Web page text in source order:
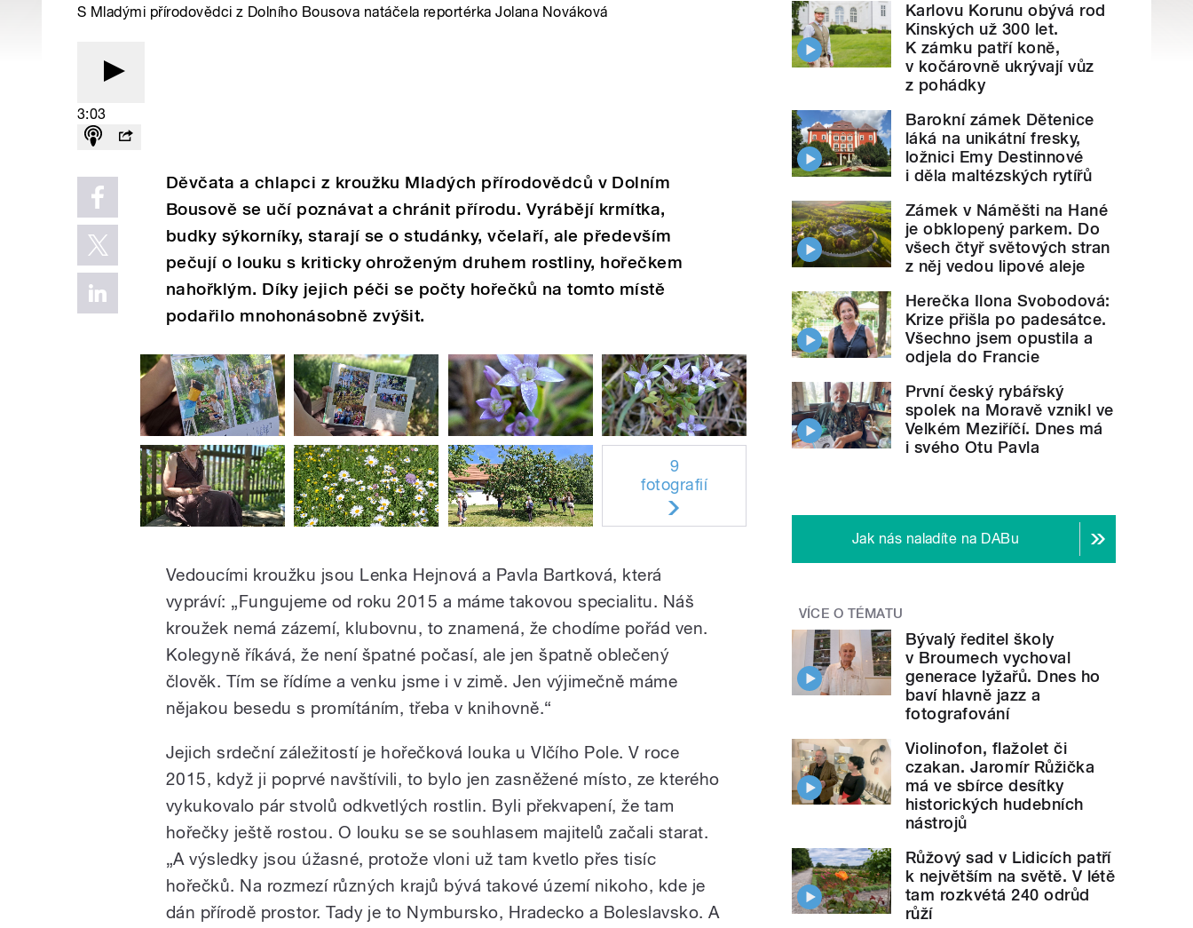
S Mladými přírodovědci z Dolního Bousova natáčela reportérka Jolana Nováková
3:03
Děvčata a chlapci z kroužku Mladých přírodovědců v Dolním
Bousově se učí poznávat a chránit přírodu. Vyrábějí krmítka,
budky sýkorníky, starají se o studánky, včelaří, ale především
pečují o louku s kriticky ohroženým druhem rostliny, hořečkem
nahořklým. Díky jejich péči se počty hořečků na tomto místě
podařilo mnohonásobně zvýšit.
9
fotografií
Vedoucími kroužku jsou Lenka Hejnová a Pavla Bartková, která
vypráví: „Fungujeme od roku 2015 a máme takovou specialitu. Náš
kroužek nemá zázemí, klubovnu, to znamená, že chodíme pořád ven.
Kolegyně říkává, že není špatné počasí, ale jen špatně oblečený
člověk. Tím se řídíme a venku jsme i v zimě. Jen výjimečně máme
nějakou besedu s promítáním, třeba v knihovně.“
Jejich srdeční záležitostí je hořečková louka u Vlčího Pole. V roce
2015, když ji poprvé navštívili, to bylo jen zasněžené místo, ze kterého
vykukovalo pár stvolů odkvetlých rostlin. Byli překvapení, že tam
hořečky ještě rostou. O louku se se souhlasem majitelů začali starat.
„A výsledky jsou úžasné, protože vloni už tam kvetlo přes tisíc
hořečků. Na rozmezí různých krajů bývá takové území nikoho, kde je
dán přírodě prostor. Tady je to Nymbursko, Hradecko a Boleslavsko. A
Karlovu Korunu obývá rod
Kinských už 300 let.
K zámku patří koně,
v kočárovně ukrývají vůz
z pohádky
Barokní zámek Dětenice
láká na unikátní fresky,
ložnici Emy Destinnové
i děla maltézských rytířů
Zámek v Náměšti na Hané
je obklopený parkem. Do
všech čtyř světových stran
z něj vedou lipové aleje
Herečka Ilona Svobodová:
Krize přišla po padesátce.
Všechno jsem opustila a
odjela do Francie
První český rybářský
spolek na Moravě vznikl ve
Velkém Meziříčí. Dnes má
i svého Otu Pavla
Jak nás naladíte na DABu
VÍCE O TÉMATU
Bývalý ředitel školy
v Broumech vychoval
generace lyžařů. Dnes ho
baví hlavně jazz a
fotografování
Violinofon, flažolet či
czakan. Jaromír Růžička
má ve sbírce desítky
historických hudebních
nástrojů
Růžový sad v Lidicích patří
k největším na světě. V létě
tam rozkvétá 240 odrůd
růží